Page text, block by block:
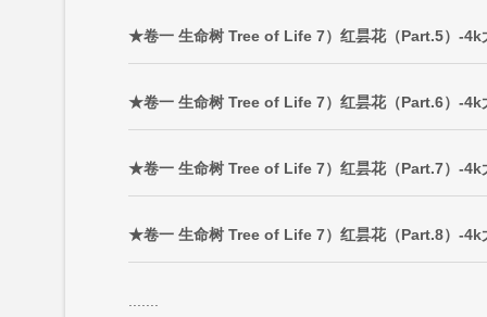
★卷一 生命树 Tree of Life 7）红昙花（Part.5）-4k
★卷一 生命树 Tree of Life 7）红昙花（Part.6）-4k
★卷一 生命树 Tree of Life 7）红昙花（Part.7）-4k
★卷一 生命树 Tree of Life 7）红昙花（Part.8）-4k